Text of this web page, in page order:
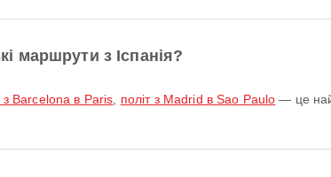
маршрути з Іспанія?
з Barcelona в Paris політ з Madrid в Sao Paulo — це